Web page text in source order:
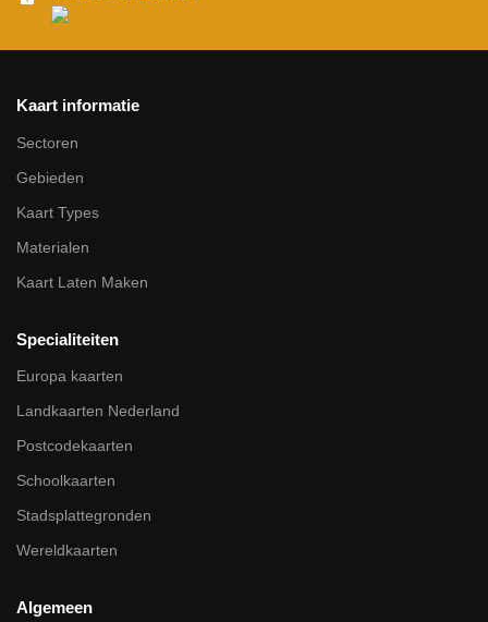
Kaart informatie
Sectoren
Gebieden
Kaart Types
Materialen
Kaart Laten Maken
Specialiteiten
Europa kaarten
Landkaarten Nederland
Postcodekaarten
Schoolkaarten
Stadsplattegronden
Wereldkaarten
Algemeen